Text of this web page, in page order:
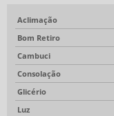
Aclimação
Bom Retiro
Cambuci
Consolação
Glicério
Luz